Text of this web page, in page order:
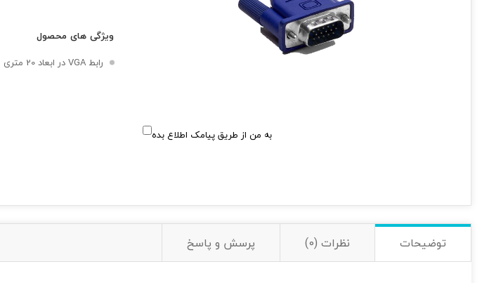
به من از طریق پیامک اطلاع بده
ویژگی های محصول
رابط VGA در ابعاد 20 متری
توضیحات نظرات (0) پرسش و پاسخ